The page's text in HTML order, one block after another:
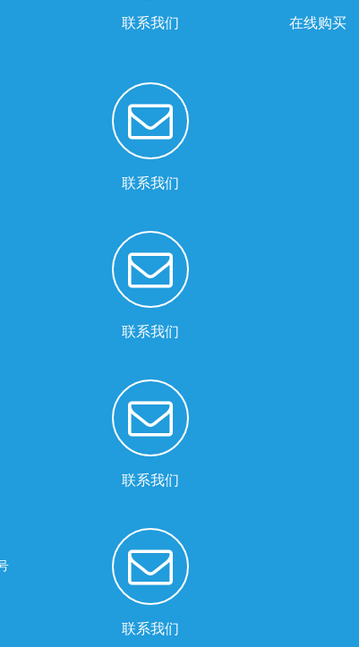
联系我们 在线购买
联系我们
联系我们
联系我们
联系我们